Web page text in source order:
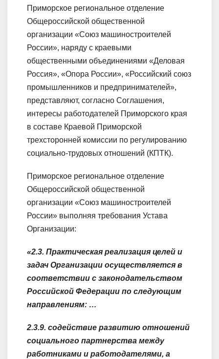
Приморское региональное отделение
Общероссийской общественной
организации «Союз машиностроителей
России», наряду с краевыми
общественными объединениями «Деловая
Россия», «Опора России», «Российский союз
промышленников и предпринимателей»,
представляют, согласно Соглашения,
интересы работодателей Приморского края
в составе Краевой Приморской
трехсторонней комиссии по регулированию
социально-трудовых отношений (КПТК).
Приморское региональное отделение
Общероссийской общественной
организации «Союз машиностроителей
России» выполняя требования Устава
Организации:
«2.3. Практическая реализация целей и
задач Организации осуществляется в
соответствии с законодательством
Российской Федерации по следующим
направлениям: …
2.3.9. содействие развитию отношений
социального партнерства между
работниками и работодателями, а